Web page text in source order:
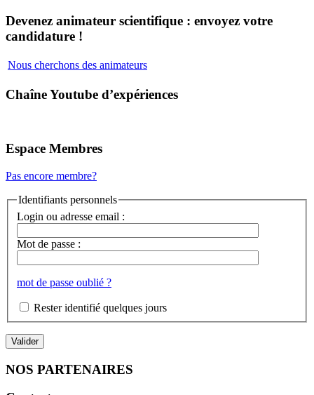
Devenez animateur scientifique : envoyez votre
candidature !
Nous cherchons des animateurs
Chaîne Youtube d’expériences
Espace Membres
Pas encore membre?
Identifiants personnels
Login ou adresse email :
Mot de passe :
mot de passe oublié ?
Rester identifié quelques jours
NOS PARTENAIRES